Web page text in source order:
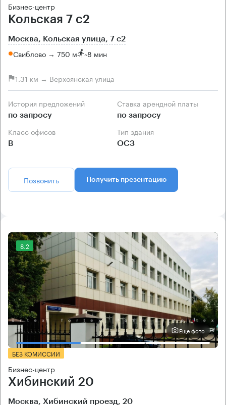
Бизнес-центр
Кольская 7 с2
Москва, Кольская улица, 7 с2
Свиблово → 750 м ~8 мин
1.31 км → Верхоянская улица
История предложений
по запросу
Ставка арендной платы
по запросу
Класс офисов
B
Тип здания
ОСЗ
Позвонить Получить презентацию
8.2
Еще фото
БЕЗ КОМИССИИ
Бизнес-центр
Хибинский 20
Москва, Хибинский проезд, 20